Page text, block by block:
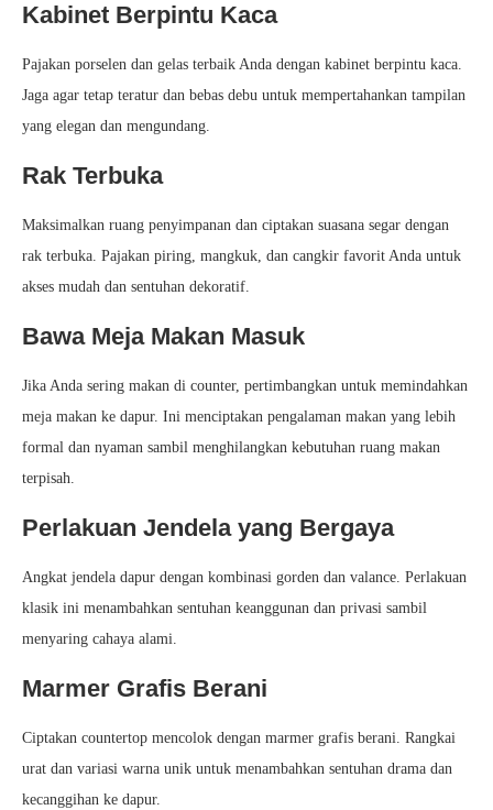
Kabinet Berpintu Kaca
Pajakan porselen dan gelas terbaik Anda dengan kabinet berpintu kaca.
Jaga agar tetap teratur dan bebas debu untuk mempertahankan tampilan
yang elegan dan mengundang.
Rak Terbuka
Maksimalkan ruang penyimpanan dan ciptakan suasana segar dengan
rak terbuka. Pajakan piring, mangkuk, dan cangkir favorit Anda untuk
akses mudah dan sentuhan dekoratif.
Bawa Meja Makan Masuk
Jika Anda sering makan di counter, pertimbangkan untuk memindahkan
meja makan ke dapur. Ini menciptakan pengalaman makan yang lebih
formal dan nyaman sambil menghilangkan kebutuhan ruang makan
terpisah.
Perlakuan Jendela yang Bergaya
Angkat jendela dapur dengan kombinasi gorden dan valance. Perlakuan
klasik ini menambahkan sentuhan keanggunan dan privasi sambil
menyaring cahaya alami.
Marmer Grafis Berani
Ciptakan countertop mencolok dengan marmer grafis berani. Rangkai
urat dan variasi warna unik untuk menambahkan sentuhan drama dan
kecanggihan ke dapur.